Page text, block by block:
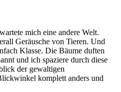
mich eine andere Welt.
Geräusche von Tieren. Und
Klasse. Die Bäume duften
und ich spaziere durch diese
der gewaltigen
komplett anders und